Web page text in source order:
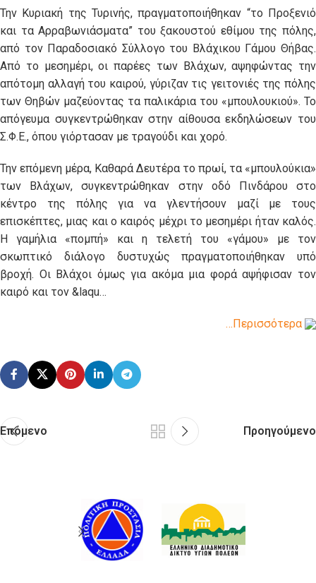
Την Κυριακή της Τυρινής, πραγματοποιήθηκαν “το Προξενιό
και τα Αρραβωνιάσματα” του ξακουστού εθίμου της πόλης,
από τον Παραδοσιακό Σύλλογο του Βλάχικου Γάμου Θήβας.
Από το μεσημέρι, οι παρέες των Βλάχων, αψηφώντας την
απότομη αλλαγή του καιρού, γύριζαν τις γειτονιές της πόλης
των Θηβών μαζεύοντας τα παλικάρια του «μπουλουκιού». Το
απόγευμα συγκεντρώθηκαν στην αίθουσα εκδηλώσεων του
Σ.Φ.Ε., όπου γιόρτασαν με τραγούδι και χορό.
Την επόμενη μέρα, Καθαρά Δευτέρα το πρωί, τα «μπουλούκια»
των Βλάχων, συγκεντρώθηκαν στην οδό Πινδάρου στο
κέντρο της πόλης για να γλεντήσουν μαζί με τους
επισκέπτες, μιας και ο καιρός μέχρι το μεσημέρι ήταν καλός.
Η γαμήλια «πομπή» και η τελετή του «γάμου» με τον
σκωπτικό διάλογο δυστυχώς πραγματοποιήθηκαν υπό
βροχή. Οι Βλάχοι όμως για ακόμα μια φορά αψήφισαν τον
καιρό και τον &laqu…
…Περισσότερα
Επόμενο Προηγούμενο